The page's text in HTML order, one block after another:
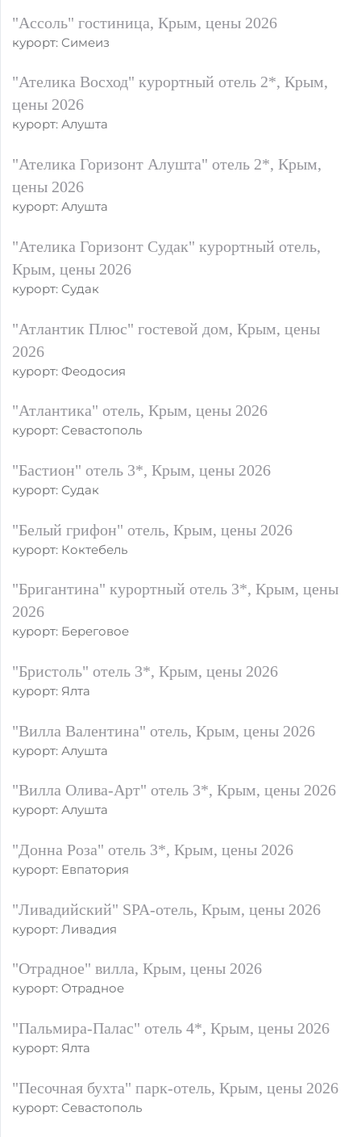
"Ассоль" гостиница, Крым, цены 2026
курорт: Симеиз
"Ателика Восход" курортный отель 2*, Крым,
цены 2026
курорт: Алушта
"Ателика Горизонт Алушта" отель 2*, Крым,
цены 2026
курорт: Алушта
"Ателика Горизонт Судак" курортный отель,
Крым, цены 2026
курорт: Судак
"Атлантик Плюс" гостевой дом, Крым, цены
2026
курорт: Феодосия
"Атлантика" отель, Крым, цены 2026
курорт: Севастополь
"Бастион" отель 3*, Крым, цены 2026
курорт: Судак
"Белый грифон" отель, Крым, цены 2026
курорт: Коктебель
"Бригантина" курортный отель 3*, Крым, цены
2026
курорт: Береговое
"Бристоль" отель 3*, Крым, цены 2026
курорт: Ялта
"Вилла Валентина" отель, Крым, цены 2026
курорт: Алушта
"Вилла Олива-Арт" отель 3*, Крым, цены 2026
курорт: Алушта
"Донна Роза" отель 3*, Крым, цены 2026
курорт: Евпатория
"Ливадийский" SPA-отель, Крым, цены 2026
курорт: Ливадия
"Отрадное" вилла, Крым, цены 2026
курорт: Отрадное
"Пальмира-Палас" отель 4*, Крым, цены 2026
курорт: Ялта
"Песочная бухта" парк-отель, Крым, цены 2026
курорт: Севастополь